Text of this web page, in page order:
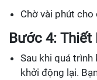
Chờ vài phút
Bước 4:
Sau khi quá
khởi động lại.